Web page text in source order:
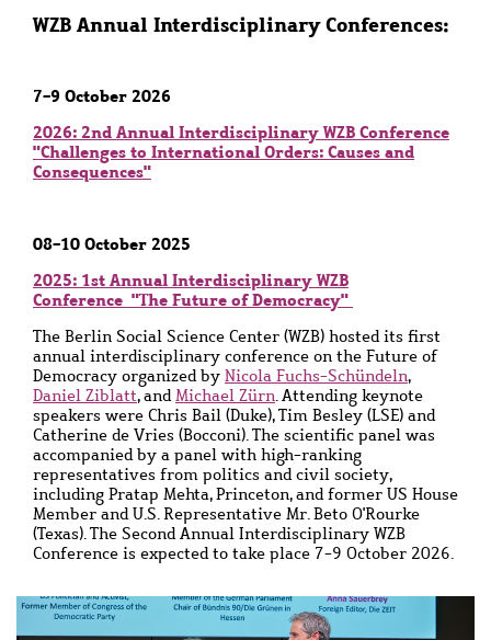
WZB Annual Interdisciplinary Conferences:
7-9 October 2026
2026: 2nd Annual Interdisciplinary WZB Conference
"Challenges to International Orders: Causes and
Consequences"
08-10 October 2025
2025: 1st Annual Interdisciplinary WZB
Conference "The Future of Democracy"
The Berlin Social Science Center (WZB) hosted its first
annual interdisciplinary conference on the Future of
Democracy organized by Nicola Fuchs-Schündeln,
Daniel Ziblatt, andMichael Zürn.Attending keynote
speakers were Chris Bail (Duke),Tim Besley (LSE) and
Catherine de Vries (Bocconi). The scientific panel was
accompanied by a panel with high-ranking
representatives from politics and civil society,
including Pratap Mehta, Princeton, and former US House
Member and U.S. Representative Mr. Beto O'Rourke
(Texas). The Second Annual Interdisciplinary WZB
Conference is expected to take place 7-9 October 2026.
Bild
Bild